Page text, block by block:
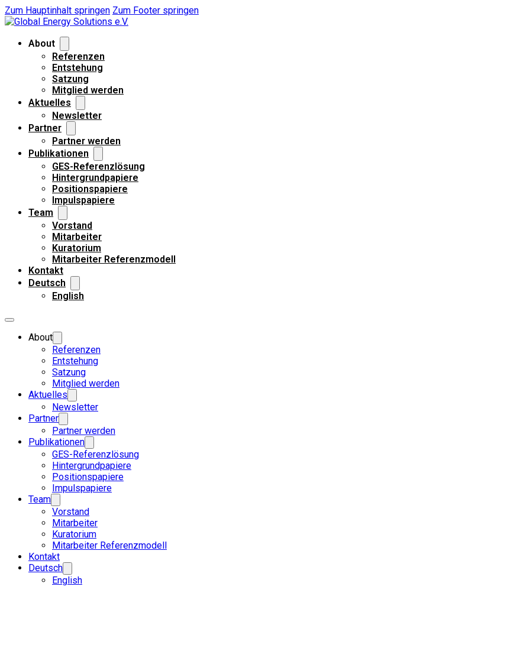
Zum Hauptinhalt springen Zum Footer springen
About
Referenzen
Entstehung
Satzung
Mitglied werden
Aktuelles
Newsletter
Partner
Partner werden
Publikationen
GES-Referenzlösung
Hintergrundpapiere
Positionspapiere
Impulspapiere
Team
Vorstand
Mitarbeiter
Kuratorium
Mitarbeiter Referenzmodell
Kontakt
Deutsch
English
About
Referenzen
Entstehung
Satzung
Mitglied werden
Aktuelles
Newsletter
Partner
Partner werden
Publikationen
GES-Referenzlösung
Hintergrundpapiere
Positionspapiere
Impulspapiere
Team
Vorstand
Mitarbeiter
Kuratorium
Mitarbeiter Referenzmodell
Kontakt
Deutsch
English